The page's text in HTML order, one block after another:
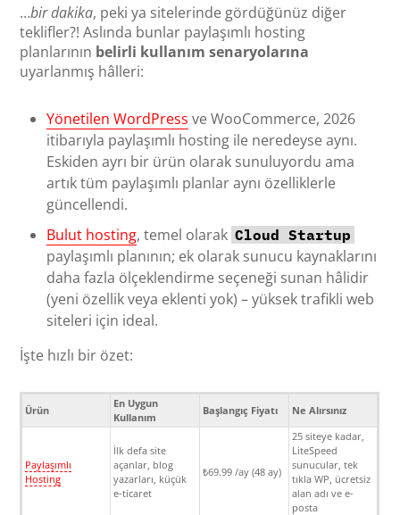
…bir dakika, peki ya sitelerinde gördüğünüz diğer
teklifler?! Aslında bunlar paylaşımlı hosting
planlarının belirli kullanım senaryolarına
uyarlanmış hâlleri:
Yönetilen WordPress ve WooCommerce, 2026
itibarıyla paylaşımlı hosting ile neredeyse aynı.
Eskiden ayrı bir ürün olarak sunuluyordu ama
artık tüm paylaşımlı planlar aynı özelliklerle
güncellendi.
Bulut hosting, temel olarak Cloud Startup
paylaşımlı planının; ek olarak sunucu kaynaklarını
daha fazla ölçeklendirme seçeneği sunan hâlidir
(yeni özellik veya eklenti yok) – yüksek trafikli web
siteleri için ideal.
İşte hızlı bir özet:
Ürün
En Uygun
Kullanım
Başlangıç Fiyatı Ne Alırsınız
Paylaşımlı
Hosting
İlk defa site
açanlar, blog
yazarları, küçük
e-ticaret
₺69.99 /ay (48 ay)
25 siteye kadar,
LiteSpeed
sunucular, tek
tıkla WP, ücretsiz
alan adı ve e-
posta